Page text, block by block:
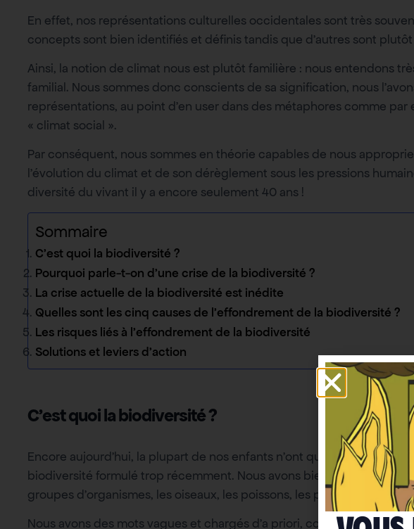
En effet, nos représentations culturelles occidentales sont très
concepts sont bien identifiés et définis tandis que d’autres sont
Ainsi, la notion de climat nous est plutôt familière : nous entendons
familial. Nous sommes donc conscients de sa signification, nous
représentations, au point d’en user dans des métaphores comme
« climat social ».
Par conséquent, nous sommes en théorie capables de nous
l’évolution du climat et de son dérèglement sous les pressions
diversité du vivant il y a encore seulement 40 ans !
Sommaire
C’est quoi la biodiversité ?
Pourquoi parle-t-on d’une crise de la biodiversité ?
La crise actuelle de la biodiversité est inédite
Quelles sont les cinq causes de l’effondrement de la biodiversité ?
Les risques liés à l’effondrement de la biodiversité
Solutions et leviers d’action
C’est quoi la biodiversité ?
Encore aujourd’hui, la plupart de nos enfants n’ont qu’une
biodiversité formulé trop récemment. Nous avons bien sûr des mots
groupes d’organismes, les oiseaux, les poissons, les plantes, les
Nous avons des mots vagues et chargés d’a priori, comme la « nature